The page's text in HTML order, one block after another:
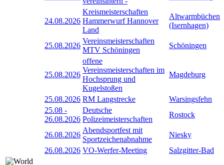
24.08.2026
Kreismeisterschaften
Hammerwurf Hannover
Land
Altwarmbüchen
(Isernhagen)
25.08.2026
Vereinsmeisterschaften
MTV Schöningen
Schöningen
25.08.2026
offene
Vereinsmeisterschaften im
Hochsprung und
Kugelstoßen
Magdeburg
25.08.2026 RM Langstrecke
Warsingsfehn
25.08 -
26.08.2026
Deutsche
Polizeimeisterschaften
Rostock
26.08.2026
Abendsportfest mit
Sportzeichenabnahme
Niesky
26.08.2026 VO-Werfer-Meeting Salzgitter-Bad